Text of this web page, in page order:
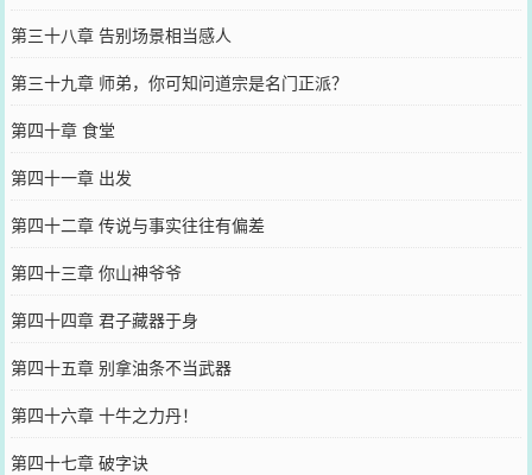
第三十八章 告别场景相当感人
第三十九章 师弟，你可知问道宗是名门正派？
第四十章 食堂
第四十一章 出发
第四十二章 传说与事实往往有偏差
第四十三章 你山神爷爷
第四十四章 君子藏器于身
第四十五章 别拿油条不当武器
第四十六章 十牛之力丹！
第四十七章 破字诀